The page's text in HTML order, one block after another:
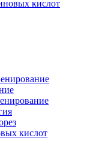
кислот
кислот